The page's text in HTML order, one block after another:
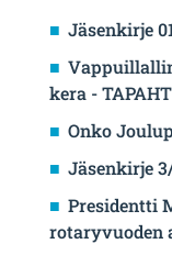
Jäsenkirje
kera -
Onko
Jäsenkirje
Presidentti
rotaryvuoden